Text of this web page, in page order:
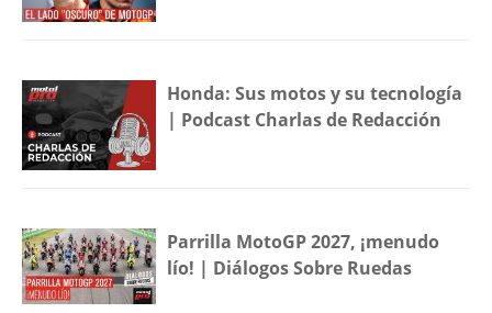
Honda: Sus motos y su tecnología
| Podcast Charlas de Redacción
Parrilla MotoGP 2027, ¡menudo
lío! | Diálogos Sobre Ruedas